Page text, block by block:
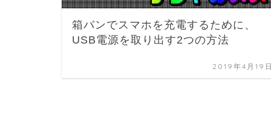
箱バンでスマホを充電するために、
USB電源を取り出す2つの方法
2019年4月19